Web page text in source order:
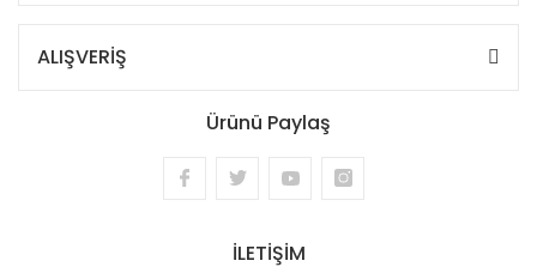
ALIŞVERİŞ
Ürünü Paylaş
İLETİŞİM